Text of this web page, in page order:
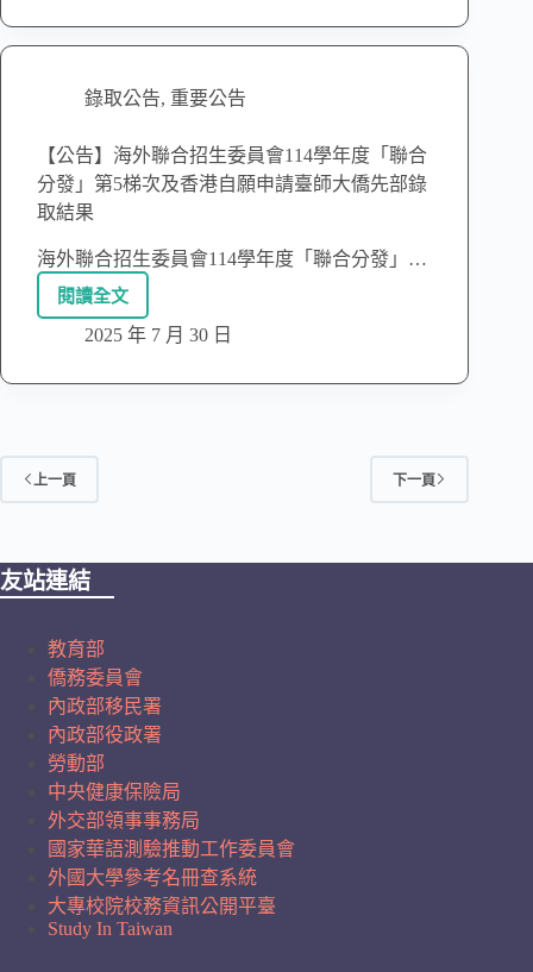
錄取公告, 重要公告
【公告】海外聯合招生委員會114學年度「聯合
分發」第5梯次及香港自願申請臺師大僑先部錄
取結果
海外聯合招生委員會114學年度「聯合分發」…
閱讀全文
2025 年 7 月 30 日
上一頁 下一頁
友站連結
教育部
僑務委員會
內政部移民署
內政部役政署
勞動部
中央健康保險局
外交部領事事務局
國家華語測驗推動工作委員會
外國大學參考名冊查系統
大專校院校務資訊公開平臺
Study In Taiwan